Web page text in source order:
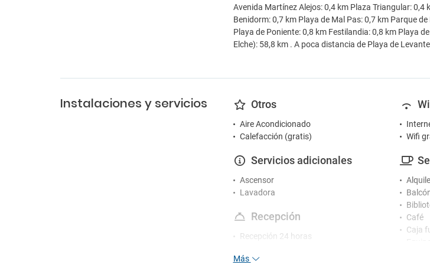
Avenida Martínez Alejos: 0,4 km Plaza Triangular:
Benidorm: 0,7 km Playa de Mal Pas: 0,7 km Parque
Playa de Poniente: 0,8 km Festilandia: 0,8 km Playa
Elche): 58,8 km . A poca distancia de Playa de
Instalaciones y servicios Otros
Aire Acondicionado
Calefacción (gratis)
Servicios adicionales
Ascensor
Lavadora
Recepción
Recepción 24 horas
Wifi
Café
Caja
Más